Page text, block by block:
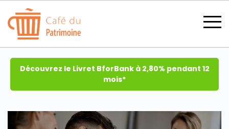
SECTIONS
Découvrez le Livret BforBank à 2,80% pendant 12
mois*